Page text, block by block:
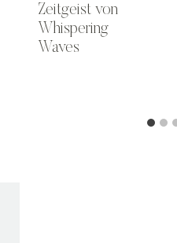
Zeitgeist von
Whispering
Waves